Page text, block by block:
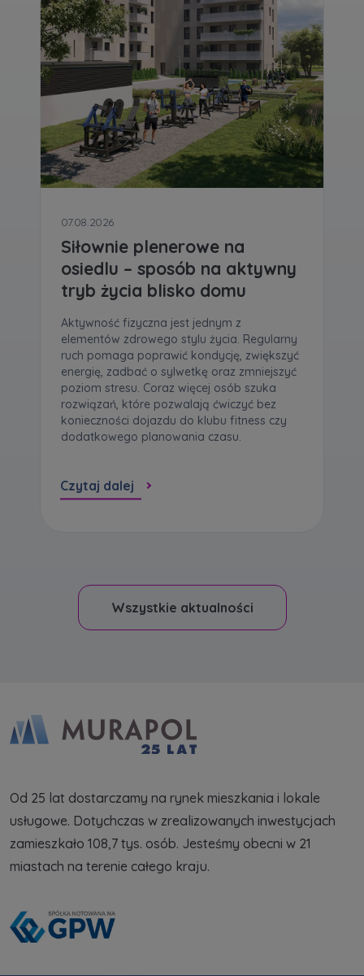
07.08.2026
Siłownie plenerowe na
osiedlu – sposób na aktywny
tryb życia blisko domu
Aktywność fizyczna jest jednym z
elementów zdrowego stylu życia. Regularny
ruch pomaga poprawić kondycję, zwiększyć
energię, zadbać o sylwetkę oraz zmniejszyć
poziom stresu. Coraz więcej osób szuka
rozwiązań, które pozwalają ćwiczyć bez
konieczności dojazdu do klubu fitness czy
dodatkowego planowania czasu.
Czytaj dalej
Wszystkie aktualności
Od 25 lat dostarczamy na rynek mieszkania i lokale
usługowe. Dotychczas w zrealizowanych inwestycjach
zamieszkało 108,7 tys. osób. Jesteśmy obecni w 21
miastach na terenie całego kraju.